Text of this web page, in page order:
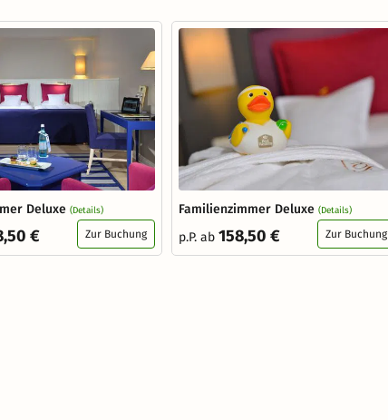
Deluxe (Details)
€ Zur Buchung
Familienzimmer Deluxe (Details)
p.P. ab 158,50 € Zur Buchung